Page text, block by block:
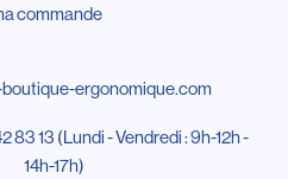
commande
ergonomique.com
83 13 (Lundi - Vendredi : 9h-12h -
14h-17h)